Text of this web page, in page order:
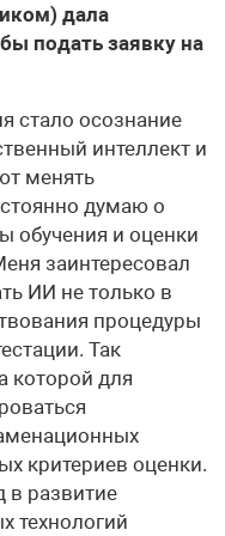
дала
подать заявку на
стало осознание
интеллект и
менять
думаю о
обучения и оценки
заинтересовал
ИИ не только в
процедуры
Так
которой для
критериев оценки.
в развитие
технологий